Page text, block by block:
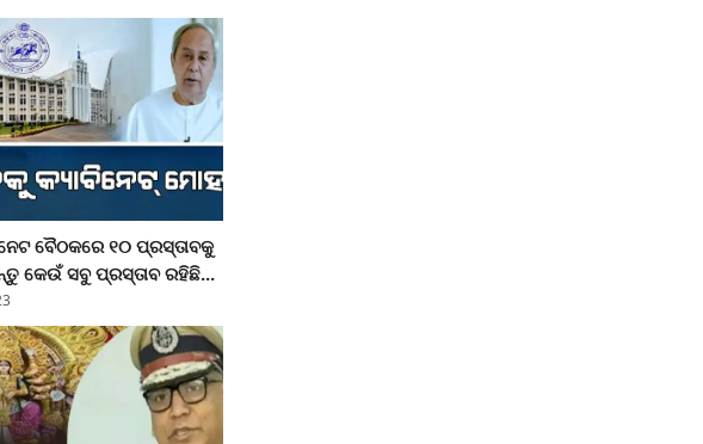
ବୈଠକରେ ୧୦ ପ୍ରସ୍ତାବକୁ
କେଉଁ ସବୁ ପ୍ରସ୍ତାବ ରହିଛି...